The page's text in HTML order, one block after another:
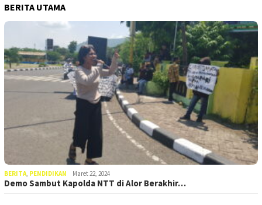
BERITA UTAMA
BERITA PENDIDIKAN Maret 22, 2024
Demo Sambut Kapolda NTT di Alor Berakhir…